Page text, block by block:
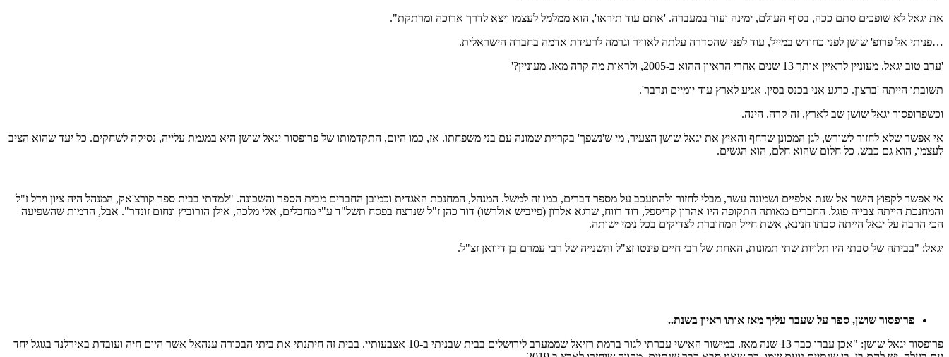
את יגאל לא שופכים סתם ככה, בסוף העולם, ימינה ועוד במעברה. 'אתם עוד תיראו', הוא ממלמל לעצמו ויצא לדרך ארוכה ומרתקת".
…פניתי אל פרופ' שושן לפני כחודש במייל, עוד לפני שהסדרה עלתה לאוויר וגרמה לרעידת אדמה בחברה הישראלית.
'ערב טוב יגאל. מעוניין לראיין אותך 13 שנים אחרי הראיון ההוא ב-2005, ולראות מה קרה מאז. מעוניין?'
תשובתו הייתה 'ברצון. כרגע אני בכנס בסין. אגיע לארץ עוד יומיים ונדבר'.
וכשפרופסור יגאל שושן שב לארץ, זה קרה. הינה.
אי אפשר שלא לחזור לשורש, לגן המכונן שדחף והאיץ את יגאל שושן הצעיר, מי ש'נשפך' בקריית שמונה עם בני משפחתו. אז, כמו היום, התקדמותו של פרופסור יגאל שושן היא במגמת עלייה, נסיקה לשחקים. כל יעד שהוא הציב
לעצמו, הוא גם כבש. כל חלום שהוא חלם, הוא הגשים.
אי אפשר לקפוץ הישר אל שנת אלפיים ושמונה עשר, מבלי לחזור ולהתעכב על מספר דברים, כמו זה למשל. המנהל, המחנכת האגדית וכמובן החברים מבית הספר והשכונה. "למדתי בבית ספר קורצ'אק, המנהל היה ציון וידל ז"ל
והמחנכת הייתה צבייה פוגל. החברים מאותה התקופה היו אהרון קריספל, דוד רווח, שרגא אלרון (פייביש אולרשו) דוד כהן ז"ל שנרצח בפסח תשל"ד ע"י מחבלים, אלי מלכה, אילן הורוביץ ונחום זונדר". אבל, הדמות שהשפיעה
הכי הרבה על יגאל הייתה סבתו חנינא, אשת חייל המחוברת לצדיקים בכל נימי ישותה.
יגאל: "בביתה של סבתי היו תלויות שתי תמונות, האחת של רבי חיים פינטו זצ"ל והשנייה של רבי עמרם בן דיוואן זצ"ל.
פרופסור שושן, ספר על שעבר עליך מאז אותו ראיון בשנת..
פרופסור יגאל שושן: "אכן עברו כבר 13 שנה מאז. במישור האישי עברתי לגור ברמת רזיאל שממערב לירושלים בבית שבניתי ב-10 אצבעותיי. בבית זה חיתנתי את ביתי הבכורה ענהאל אשר היום חיה ועובדת באירלנד בגוגל יחד